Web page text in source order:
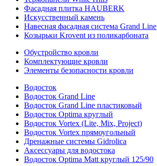
Фасадная плитка HAUBERK
Искусственный камень
Навесная фасадная система Grand Line
Козырьки Krovent из поликарбоната
Обустройство кровли
Комплектующие кровли
Элементы безопасности кровли
Водосток
Водосток Grand Line
Водосток Grand Line пластиковый
Водосток Optima круглый
Водосток Vortex (Lite, Mix, Project)
Водосток Vortex прямоугольный
Дренажные системы Gidrolica
Аксессуары для водостока
Водосток Optima Matt круглый 125/90